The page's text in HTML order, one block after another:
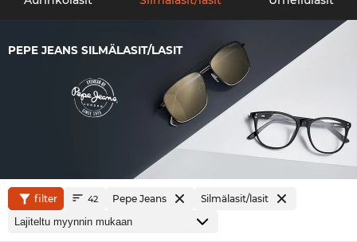
PEPE JEANS SILMÄLASIT/LASIT
filter 42 Pepe Jeans Silmälasit/lasit